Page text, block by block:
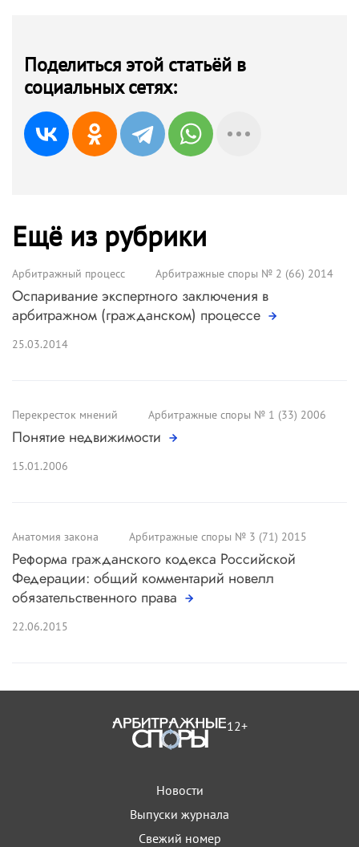
Поделиться этой статьёй в
социальных сетях:
Ещё из рубрики
Арбитражный процесс Арбитражные споры № 2 (66) 2014
Оспаривание экспертного заключения в
арбитражном (гражданском) процессе
25.03.2014
Перекресток мнений Арбитражные споры № 1 (33) 2006
Понятие недвижимости
15.01.2006
Анатомия закона Арбитражные споры № 3 (71) 2015
Реформа гражданского кодекса Российской
Федерации: общий комментарий новелл
обязательственного права
22.06.2015
12+
Новости
Выпуски журнала
Свежий номер